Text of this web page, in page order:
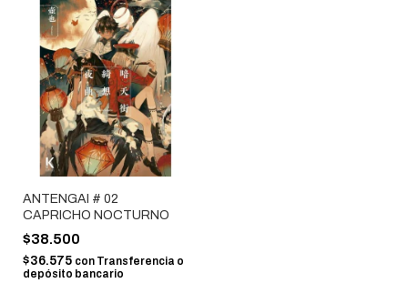
ANTENGAI # 02
CAPRICHO NOCTURNO
$38.500
$36.575 con Transferencia o
depósito bancario